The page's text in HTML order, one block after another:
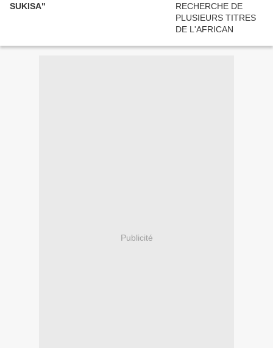
SUKISA"
Publicité